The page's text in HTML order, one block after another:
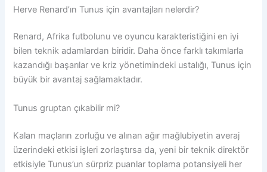
Herve Renard’ın Tunus için avantajları nelerdir?
Renard, Afrika futbolunu ve oyuncu karakteristiğini en iyi
bilen teknik adamlardan biridir. Daha önce farklı takımlarla
kazandığı başarılar ve kriz yönetimindeki ustalığı, Tunus için
büyük bir avantaj sağlamaktadır.
Tunus gruptan çıkabilir mi?
Kalan maçların zorluğu ve alınan ağır mağlubiyetin averaj
üzerindeki etkisi işleri zorlaştırsa da, yeni bir teknik direktör
etkisiyle Tunus’un sürpriz puanlar toplama potansiyeli her